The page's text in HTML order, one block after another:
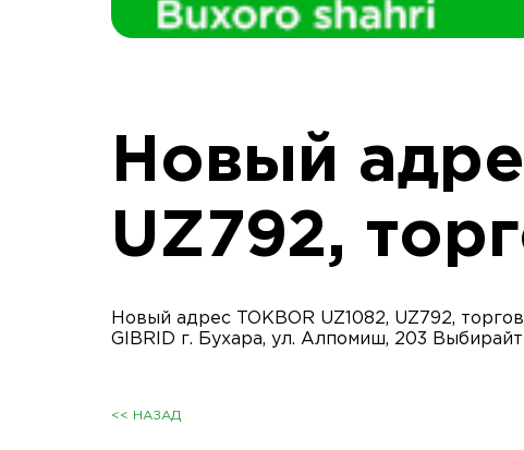
Новый
UZ792,
Новый адрес TOKBOR UZ1082, UZ792,
GIBRID г. Бухара, ул. Алпомиш, 203
<< НАЗАД